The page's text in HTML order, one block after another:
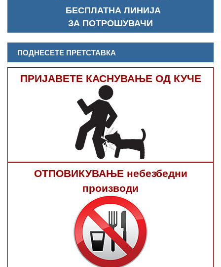
БЕСПЛАТНА ЛИНИЈА
ЗА ПОТРОШУВАЧИ
ПОДНЕСЕТЕ ПРЕТСТАВКА
ПРИЈАВЕТЕ КАСНУВАЊЕ ОД КУЧЕ
ОТПОВИКУВАЊЕ небезбедни
производи